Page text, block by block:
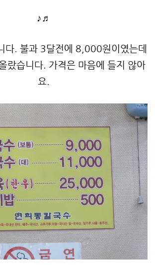
♪♬
다. 불과 3달전에 8,000원이였는데
랐습니다. 가격은 마음에 들지 않아
요.